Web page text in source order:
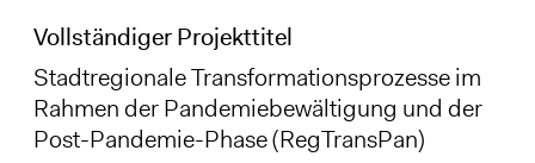
Vollständiger Projekttitel
Stadtregionale Transformationsprozesse im
Rahmen der Pandemiebewältigung und der
Post-Pandemie-Phase (RegTransPan)